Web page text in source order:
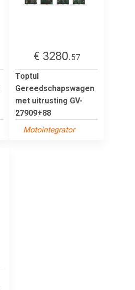
€ 3280.57
Toptul
Gereedschapswagen
met uitrusting GV-
27909+88
Motointegrator